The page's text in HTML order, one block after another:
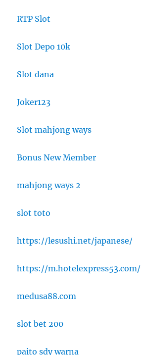
RTP Slot
Slot Depo 10k
Slot dana
Joker123
Slot mahjong ways
Bonus New Member
mahjong ways 2
slot toto
https://lesushi.net/japanese/
https://m.hotelexpress53.com/
medusa88.com
slot bet 200
paito sdy warna